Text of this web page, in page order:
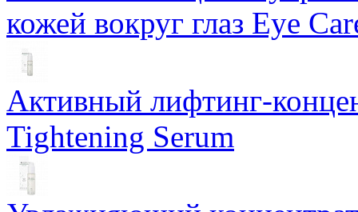
кожей вокруг глаз Eye
Активный лифтинг-
Tightening Serum